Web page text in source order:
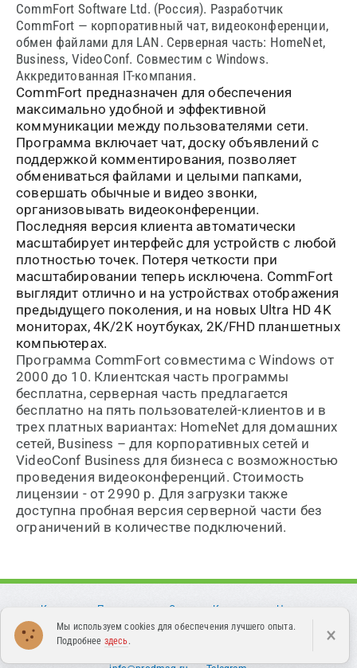
CommFort Software Ltd. (Россия). Разработчик
CommFort — корпоративный чат, видеоконференции,
обмен файлами для LAN. Серверная часть: HomeNet,
Business, VideoConf. Совместим с Windows.
Аккредитованная IT-компания.
CommFort предназначен для обеспечения
максимально удобной и эффективной
коммуникации между пользователями сети.
Программа включает чат, доску объявлений с
поддержкой комментирования, позволяет
обмениваться файлами и целыми папками,
совершать обычные и видео звонки,
организовывать видеоконференции.
Последняя версия клиента автоматически
масштабирует интерфейс для устройств с любой
плотностью точек. Потеря четкости при
масштабировании теперь исключена. CommFort
выглядит отлично и на устройствах отображения
предыдущего поколения, и на новых Ultra HD 4K
мониторах, 4K/2Kноутбуках, 2K/FHDпланшетных
компьютерах.
Программа CommFort совместима с Windows от
2000 до 10. Клиентская часть программы
бесплатна, серверная часть предлагается
бесплатно на пять пользователей-клиентов и в
трех платных вариантах: HomeNet для домашних
сетей, Business – для корпоративных сетей и
VideoConf Business для бизнеса с возможностью
проведения видеоконференций. Стоимость
лицензии - от 2990 р. Для загрузки также
доступна пробная версия серверной части без
ограничений в количестве подключений.
Каталог Поддержка О нас Контакты
Новости
Статьи
Партнерам
Оферта
Политика конфиденциальности
Мы используем cookies для обеспечения лучшего опыта.
Подробнее здесь. ×